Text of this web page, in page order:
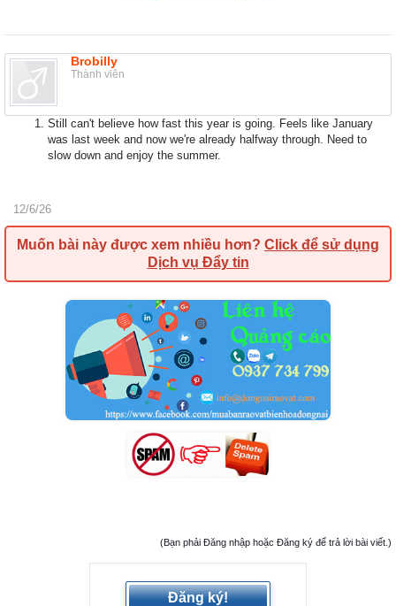
Brobilly
Thành viên
Still can't believe how fast this year is going. Feels like January
was last week and now we're already halfway through. Need to
slow down and enjoy the summer.
12/6/26
Muốn bài này được xem nhiều hơn? Click để sử dụng
Dịch vụ Đẩy tin
(Bạn phải Đăng nhập hoặc Đăng ký để trả lời bài viết.)
Đăng ký!